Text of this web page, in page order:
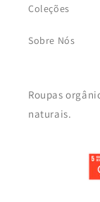
Coleções
Sobre Nós
Roupas
naturais.